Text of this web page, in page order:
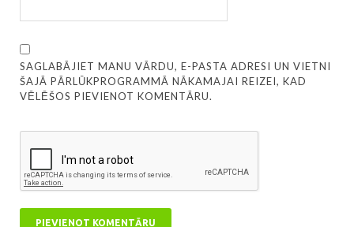
SAGLABĀJIET MANU VĀRDU, E-PASTA ADRESI UN VIETNI
ŠAJĀ PĀRLŪKPROGRAMMĀ NĀKAMAJAI REIZEI, KAD
VĒLĒŠOS PIEVIENOT KOMENTĀRU.